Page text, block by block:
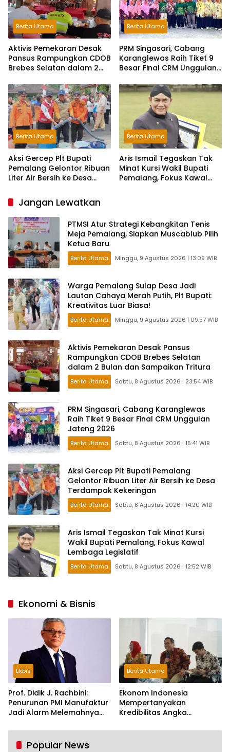
Berita Utama
Aktivis Pemekaran Desak
Pansus Rampungkan CDOB
Brebes Selatan dalam 2
Tritura
Berita Utama
PRM Singasari, Cabang
Karanglewas Raih Tiket 9
Besar Final CRM Unggulan
Berita Utama
Aksi Gercep Plt Bupati
Pemalang Gelontor Ribuan
Liter Air Bersih ke Desa
Berita Utama
Aris Ismail Tegaskan Tak
Minat Kursi Wakil Bupati
Pemalang, Fokus Kawal
Jangan Lewatkan
PTMSI Atur Strategi Kebangkitan Tenis
Meja Pemalang, Siapkan Muscablub Pilih
Ketua Baru
Berita Utama Minggu, 9 Agustus 2026 | 13:09 WIB
Warga Pemalang Sulap Desa Jadi
Lautan Cahaya Merah Putih, Plt Bupati:
Kreativitas Luar Biasa!
Berita Utama Minggu, 9 Agustus 2026 | 09:57 WIB
Aktivis Pemekaran Desak Pansus
Rampungkan CDOB Brebes Selatan
dalam 2 Bulan dan Sampaikan Tritura
Berita Utama Sabtu, 8 Agustus 2026 | 23:54 WIB
PRM Singasari, Cabang Karanglewas
Raih Tiket 9 Besar Final CRM Unggulan
Jateng 2026
Berita Utama Sabtu, 8 Agustus 2026 | 15:41 WIB
Aksi Gercep Plt Bupati Pemalang
Gelontor Ribuan Liter Air Bersih ke Desa
Terdampak Kekeringan
Berita Utama Sabtu, 8 Agustus 2026 | 14:20 WIB
Aris Ismail Tegaskan Tak Minat Kursi
Wakil Bupati Pemalang, Fokus Kawal
Lembaga Legislatif
Berita Utama Sabtu, 8 Agustus 2026 | 12:52 WIB
Ekonomi & Bisnis
Ekbis
Prof. Didik J. Rachbini:
Penurunan PMI Manufaktur
Jadi Alarm Melemahnya
Berita Utama
Ekonom Indonesia
Mempertanyakan
Kredibilitas Angka
Tumbuh Tapi Rapuh
Popular News